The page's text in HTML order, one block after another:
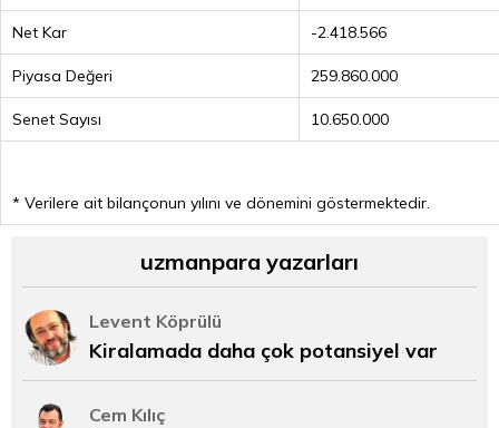
Net Kar -2.418.566
Piyasa Değeri 259.860.000
Senet Sayısı 10.650.000
* Verilere ait bilançonun yılını ve dönemini göstermektedir.
uzmanpara yazarları
Levent Köprülü
Kiralamada daha çok potansiyel var
Cem Kılıç